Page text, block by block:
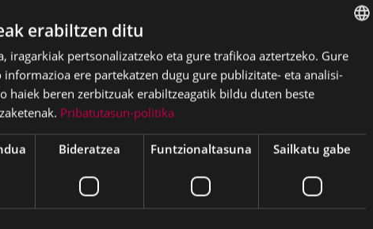
BASQUE
SPANISH
erabiltzen ditu
iragarkiak pertsonalizatzeko eta gure trafikoa aztertzeko. Gure
ere partekatzen dugu gure publizitate- eta analisi-
haiek beren zerbitzuak erabiltzeagatik bildu duten beste
Pribatutasun-politika
Bideratzea Funtzionaltasuna Sailkatu gabe